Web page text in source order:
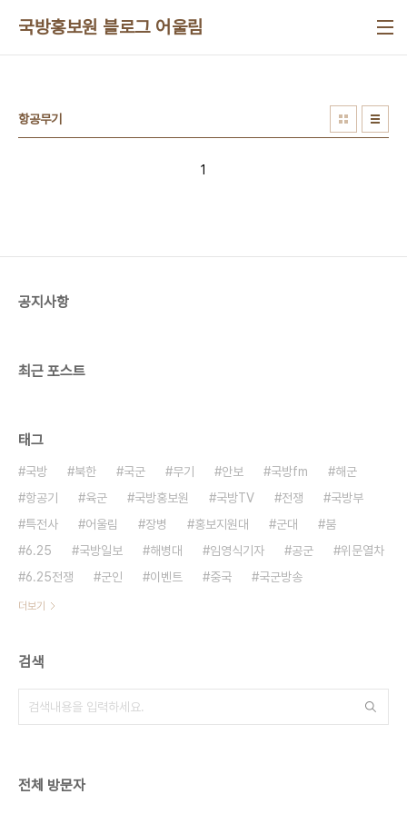
국방홍보원 블로그 어울림
항공무기
1
공지사항
최근 포스트
태그
국방 북한 국군 무기 안보 국방fm
해군
항공기
육군 국방홍보원 국방TV 전쟁
국방부
특전사
어울림 장병 홍보지원대 군대
붐
6.25
국방일보 해병대 임영식기자 공군
위문열차
6.25전쟁
군인 이벤트 중국 국군방송
더보기
검색
전체 방문자